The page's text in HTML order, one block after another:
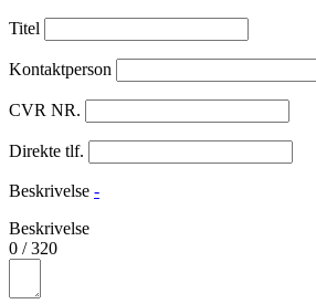
Titel
Kontaktperson
CVR NR.
Direkte tlf.
Beskrivelse -
Beskrivelse
0 /320